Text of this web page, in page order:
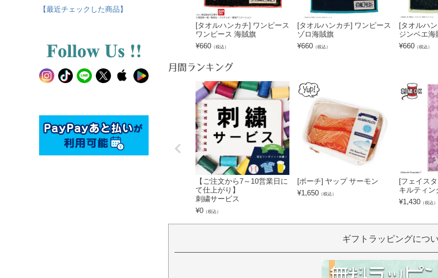
【最近チェックした商品】
[タオルハンカチ] ワンピース
ワンピース 海賊旗
¥660 （税込）
[タオルハンカチ] ワンピース
ゾロ海賊旗
¥660 （税込）
[タオルハ
ジンベエ海
¥660 （税込）
月間ランキング
【ご注文から7～10営業日に
て仕上がり】
刺繍サービス
¥0 （税込）
[ポーチ] ヤップ サーモン
¥1,650 （税込）
[フェイス
キルティン
¥1,430 （税込）
ギフトラッピングにつ